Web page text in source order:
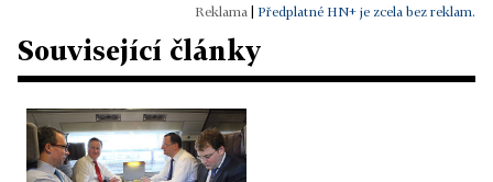
Předplatné HN+ je zcela bez reklam.
Související články